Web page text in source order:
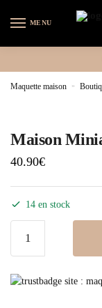
MENU
Maquette maison »
Maison
40.90€
14 en stock